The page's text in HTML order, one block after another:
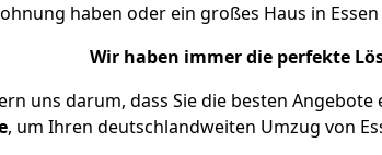
haben oder ein großes Haus in
Wir haben immer die perfekte
uns darum, dass Sie die besten Angebote
, um Ihren deutschlandweiten Umzug von